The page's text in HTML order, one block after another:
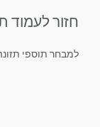
חזור לעמוד
למבחר תוספי